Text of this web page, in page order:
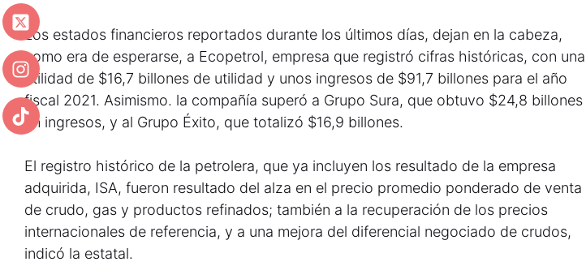
Los estados financieros reportados durante los últimos días, dejan en la cabeza,
como era de esperarse, a Ecopetrol, empresa que registró cifras históricas, con una
utilidad de $16,7 billones de utilidad y unos ingresos de $91,7 billones para el año
fiscal 2021. Asimismo. la compañía superó a Grupo Sura, que obtuvo $24,8 billones
en ingresos, y al Grupo Éxito, que totalizó $16,9 billones.
El registro histórico de la petrolera, que ya incluyen los resultado de la empresa
adquirida, ISA, fueron resultado del alza en el precio promedio ponderado de venta
de crudo, gas y productos refinados; también a la recuperación de los precios
internacionales de referencia, y a una mejora del diferencial negociado de crudos,
indicó la estatal.